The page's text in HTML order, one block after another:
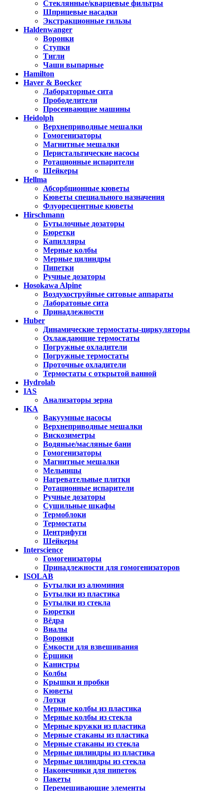
Стеклянные/кварцевые фильтры
Шприцевые насадки
Экстракционные гильзы
Haldenwanger
Воронки
Ступки
Тигли
Чаши выпарные
Hamilton
Haver & Boecker
Лабораторные сита
Прободелители
Просеивающие машины
Heidolph
Верхнеприводные мешалки
Гомогенизаторы
Магнитные мешалки
Перистальтические насосы
Ротационные испарители
Шейкеры
Hellma
Абсорбционные кюветы
Кюветы специального назначения
Флуоресцентные кюветы
Hirschmann
Бутылочные дозаторы
Бюретки
Капилляры
Мерные колбы
Мерные цилиндры
Пипетки
Ручные дозаторы
Hosokawa Alpine
Воздухоструйные ситовые аппараты
Лаборатоные сита
Принадлежности
Huber
Динамические термостаты-циркуляторы
Охлаждающие термостаты
Погружные охладители
Погружные термостаты
Проточные охладители
Термостаты с открытой ванной
Hydrolab
IAS
Анализаторы зерна
IKA
Вакуумные насосы
Верхнеприводные мешалки
Вискозиметры
Водяные/масляные бани
Гомогенизаторы
Магнитные мешалки
Мельницы
Нагревательные плитки
Ротационные испарители
Ручные дозаторы
Сушильные шкафы
Термоблоки
Термостаты
Центрифуги
Шейкеры
Interscience
Гомогенизаторы
Принадлежности для гомогенизаторов
ISOLAB
Бутылки из алюминия
Бутылки из пластика
Бутылки из стекла
Бюретки
Вёдра
Виалы
Воронки
Ёмкости для взвешивания
Ёршики
Канистры
Колбы
Крышки и пробки
Кюветы
Лотки
Мерные колбы из пластика
Мерные колбы из стекла
Мерные кружки из пластика
Мерные стаканы из пластика
Мерные стаканы из стекла
Мерные цилиндры из пластика
Мерные цилиндры из стекла
Наконечники для пипеток
Пакеты
Перемешивающие элементы